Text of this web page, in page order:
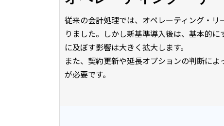
従来の会計処理では、オペレーティング・
りました。しかし新基準導入後は、基本的
に及ぼす影響は大きく拡大します。
また、契約更新や延長オプションの判断に
が必要です。